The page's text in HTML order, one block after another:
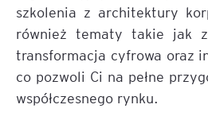
szkolenia z architektury
również tematy takie jak
transformacja cyfrowa oraz
co pozwoli Ci na pełne
współczesnego rynku.